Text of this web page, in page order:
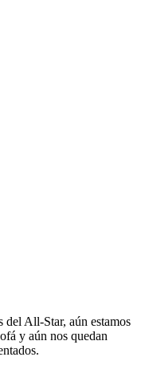
del All-Star, aún estamos
y aún nos quedan